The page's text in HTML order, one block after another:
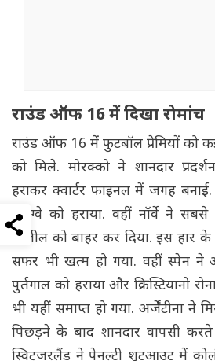
राउंड ऑफ 16 में दिखा रोमांच
राउंड ऑफ 16 में फुटबॉल प्रेमियों को
को मिले. मोरक्को ने शानदार
हराकर क्वार्टर फाइनल में जगह
पैराग्वे को हराया. वहीं नॉर्वे ने
ब्राजील को बाहर कर दिया. इस हार
सफर भी खत्म हो गया. वहीं स्पेन ने
पुर्तगाल को हराया और क्रिस्टियानो
भी यहीं समाप्त हो गया. अर्जेंटीना ने
पिछड़ने के बाद शानदार वापसी
स्विट्जरलैंड ने पेनल्टी शूटआउट में